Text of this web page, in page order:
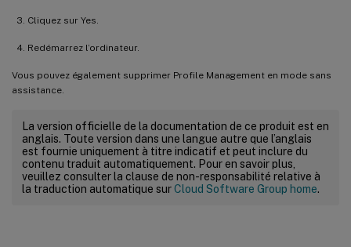
Cliquez sur Yes.
Redémarrez l’ordinateur.
Vous pouvez également supprimer Profile Management en mode sans
assistance.
La version officielle de la documentation de ce produit est en
anglais. Toute version dans une langue autre que l’anglais
est fournie uniquement à titre indicatif et peut inclure du
contenu traduit automatiquement. Pour en savoir plus,
veuillez consulter la clause de non-responsabilité relative à
la traduction automatique surCloud Software Group home.